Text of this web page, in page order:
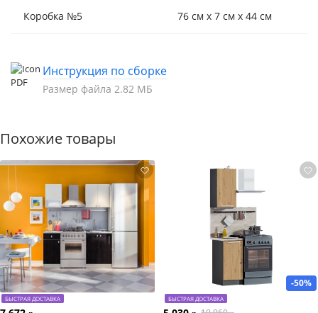
Коробка №5 76 см x 7 см x 44 см
Инструкция по сборке
Размер файла 2.82 МБ
Похожие товары
БЫСТРАЯ ДОСТАВКА
-50%
БЫСТРАЯ ДОСТАВКА